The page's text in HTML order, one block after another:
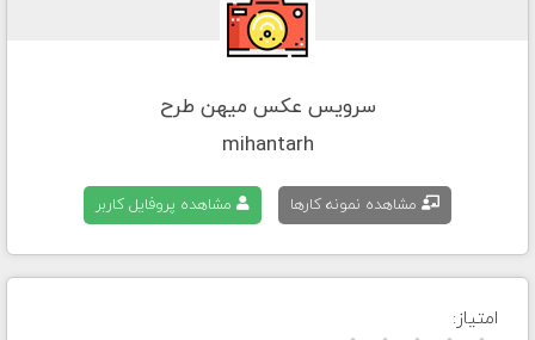
سرویس عکس میهن طرح
mihantarh
مشاهده نمونه کارها مشاهده پروفایل کاربر
امتیاز: